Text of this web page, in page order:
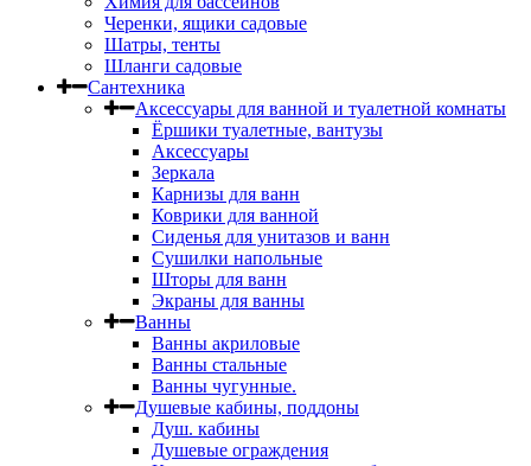
Черенки, ящики садовые
Шатры, тенты
Шланги садовые
Сантехника
Аксессуары для ванной и туалетной комнаты
Ёршики туалетные, вантузы
Аксессуары
Зеркала
Карнизы для ванн
Коврики для ванной
Сиденья для унитазов и ванн
Сушилки напольные
Шторы для ванн
Экраны для ванны
Ванны
Ванны акриловые
Ванны стальные
Ванны чугунные.
Душевые кабины, поддоны
Душ. кабины
Душевые ограждения